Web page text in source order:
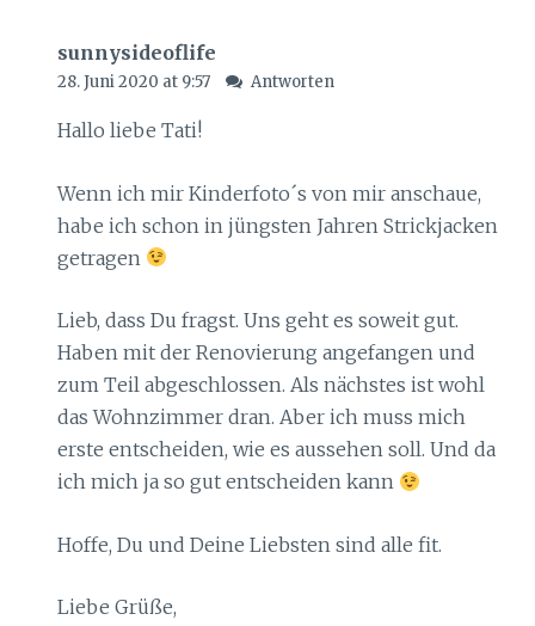
sunnysideoflife
28. Juni 2020 at 9:57 Antworten
Hallo liebe Tati!
Wenn ich mir Kinderfoto´s von mir anschaue,
habe ich schon in jüngsten Jahren Strickjacken
getragen
Lieb, dass Du fragst. Uns geht es soweit gut.
Haben mit der Renovierung angefangen und
zum Teil abgeschlossen. Als nächstes ist wohl
das Wohnzimmer dran. Aber ich muss mich
erste entscheiden, wie es aussehen soll. Und da
ich mich ja so gut entscheiden kann
Hoffe, Du und Deine Liebsten sind alle fit.
Liebe Grüße,